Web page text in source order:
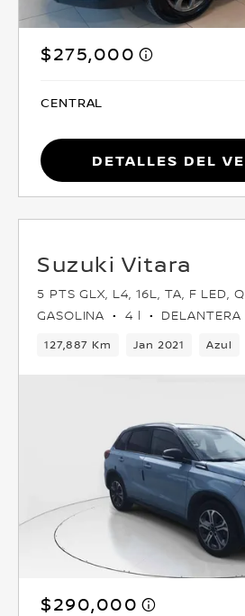
$275,000
CENTRAL
Detalles del
Suzuki Vitara
5 PTS GLX, L4, 16L, TA, F LED,
GASOLINA
4 l DELANTERA
127,887 Km Jan 2021 Azul
$290,000